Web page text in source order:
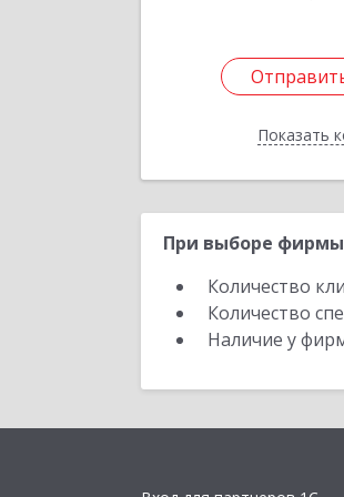
Показать
При выборе
Количество
Количество
Наличие у